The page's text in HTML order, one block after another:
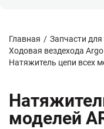
Главная
Запчасти для
Ходовая вездехода Argo
Натяжитель цепи всех
моделей